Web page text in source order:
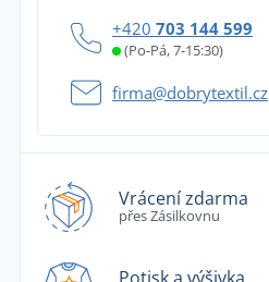
+420 703 144 599
(Po-Pá, 7-15:30)
firma@dobrytextil.cz
Vrácení zdarma
přes Zásilkovnu
Potisk a výšivka